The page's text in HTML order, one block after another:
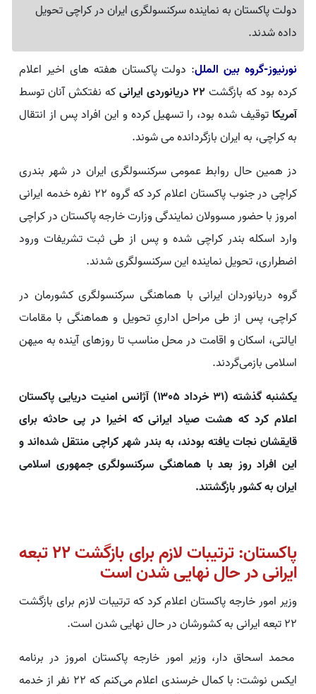
دولت پاکستان به نماینده سرکنسولگری ایران در کراچی تحویل
داده شدند.
نورنیوز-گروه بین الملل: دولت پاکستان هفته های اخیر اعلام
کرده بود که بازگشت ۲۲ دریانوردی ایرانی
که نفتکش آنان توسط
آمریکاتوقیف شده بود، را تسهیل کرده و این افراد پس از انتقال
به کراچی، به ایران بازگردانده می شوند.
دز همین حال روابط عمومی سرکنسولگری ایران در شهر بندری
کراچی در جنوب پاکستان اعلام کرد که گروه ۲۲ نفره خدمه ایرانی
امروز با حضور مسوولان نمایندگی وزارت خارجه پاکستان در کراچی
وارد اسکله بندر کراچی شده و پس از طی ثبت تشریفات ورود
اضطراری، تحویل نماینده این سرکنسولگری شدند.
گروه دریانوردان ایرانی با هماهنگی سرکنسولگری کشورمان در
کراچی، پس از طی مراحل اداریِ تحویل و هماهنگی با مقامات
ایالتی، اسکان و اقامت در محل مناسب تا روزهای آینده به میهن
اسلامی بازمی‌گردند.
یکشنبه گذشته (۳۱ خرداد ۱۳۰۵) آژانس امنیت دریایی پاکستان
اعلام کرد که هشت صیاد ایرانی که اخیرا در پی حادثه برای
قایقشان نجات‌ یافته بودند، به بندر شهر کراچی منتقل شده‌اند و
این افراد روز بعد با هماهنگی سرکنسولگری جمهوری اسلامی
ایران به کشور بازگشتند.
پاکستان: ترتیبات لازم برای بازگشت 22 تبعه
ایرانی در حال نهایی شدن است
وزیر امور خارجه پاکستان اعلام کرد که ترتیبات لازم برای بازگشت
22 تبعه ایرانی به کشورشان در حال نهایی شدن است.
محمد اسحاق دار، وزیر امور خارجه پاکستان امروز در برنامه
ایکس نوشت: با کمال خرسندی اعلام می‌کنم که 22 نفر از خدمه